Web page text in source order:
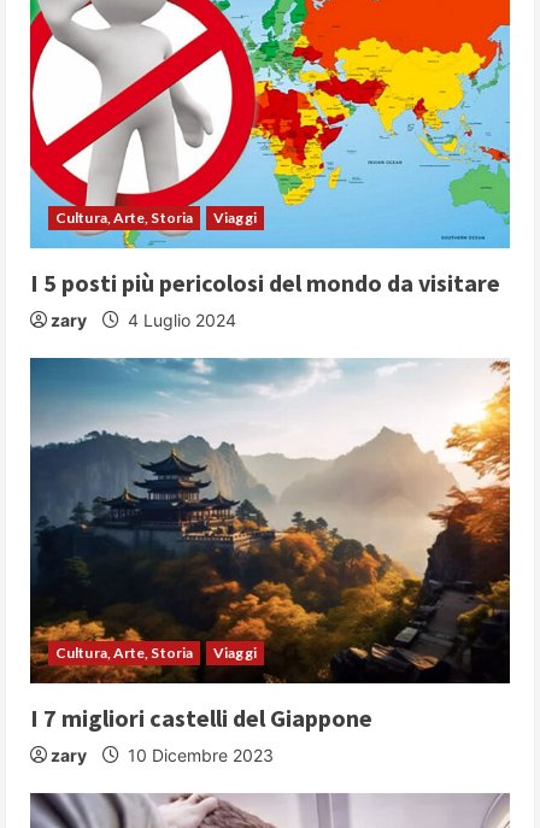
R
e
a
d
n
g
Cultura, Arte, Storia Viaggi
I 5 posti più pericolosi del mondo da visitare
zary 4 Luglio 2024
Cultura, Arte, Storia Viaggi
I 7 migliori castelli del Giappone
zary 10 Dicembre 2023